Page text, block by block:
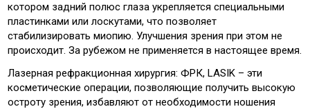
котором задний полюс глаза укрепляется специальными
пластинками или лоскутами, что позволяет
стабилизировать миопию. Улучшения зрения при этом не
происходит. За рубежом не применяется в настоящее время.
Лазерная рефракционная хирургия: ФРК, LASIK – эти
косметические операции, позволяющие получить высокую
остроту зрения, избавляют от необходимости ношения